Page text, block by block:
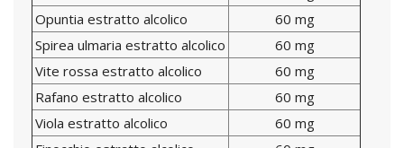
Opuntia estratto alcolico
60 mg
Spirea ulmaria estratto alcolico
60 mg
Vite rossa estratto alcolico
60 mg
Rafano estratto alcolico
60 mg
Viola estratto alcolico
60 mg